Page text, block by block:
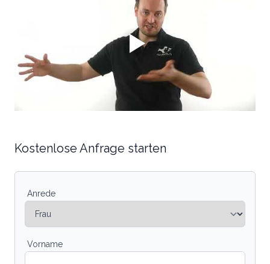
Kostenlose Anfrage starten
Anrede
Vorname